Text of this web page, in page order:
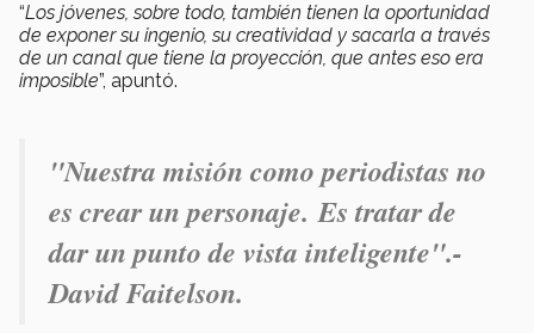
“Los jóvenes, sobre todo, también tienen la oportunidad
de exponer su ingenio, su creatividad y sacarla a través
de un canal que tiene la proyección, que antes eso era
imposible”, apuntó.
"Nuestra misión como periodistas no
es crear un personaje.Es tratar de
dar un punto de vista inteligente".-
David Faitelson.